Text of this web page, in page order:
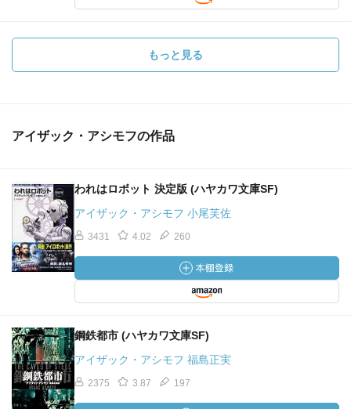
もっと見る
アイザック・アシモフの作品
われはロボット 決定版 (ハヤカワ文庫SF)
アイザック・アシモフ 小尾芙佐
3431 4.02 260
鋼鉄都市 (ハヤカワ文庫SF)
アイザック・アシモフ 福島正実
2375 3.87 197